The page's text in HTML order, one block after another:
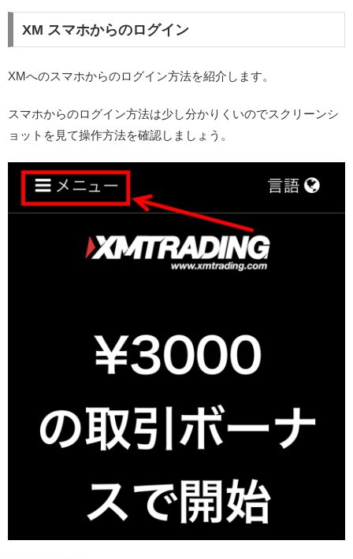
XM スマホからのログイン
XMへのスマホからのログイン方法を紹介します。
スマホからのログイン方法は少し分かりくいのでスクリーンシ
ョットを見て操作方法を確認しましょう。